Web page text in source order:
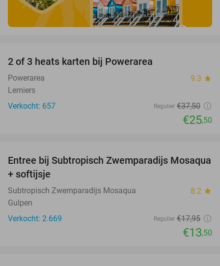
2 of 3 heats karten bij Powerarea
Powerarea 9.3 star
Lemiers
Verkocht: 657
Regulier €37,50
€25,50
25%
Entree bij Subtropisch Zwemparadijs Mosaqua
+ softijsje
Subtropisch Zwemparadijs Mosaqua 8.2 star
Gulpen
Verkocht: 2.669
Regulier €17,95
€13,50